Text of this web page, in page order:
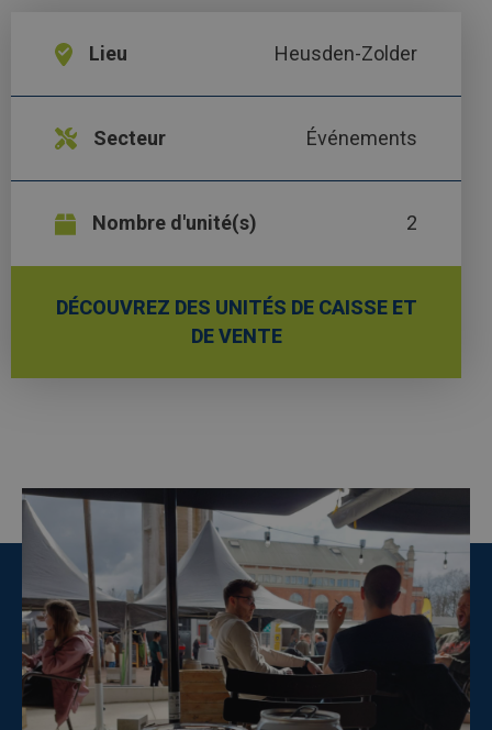
Lieu Heusden-Zolder
Secteur Événements
Nombre d'unité(s) 2
DÉCOUVREZ DES UNITÉS DE CAISSE ET
DE VENTE